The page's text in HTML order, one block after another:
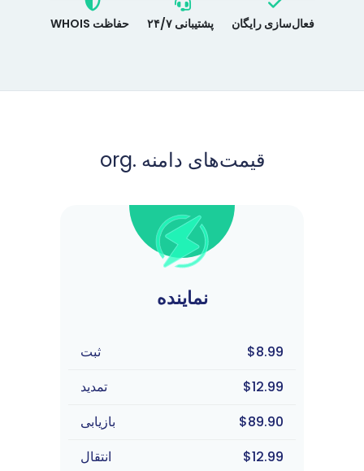
فعال‌سازی رایگان پشتیبانی ۲۴/۷ حفاظت WHOIS
قیمت‌های دامنه .org
نماینده
$8.99
ثبت
$12.99
تمدید
$89.90
بازیابی
$12.99
انتقال